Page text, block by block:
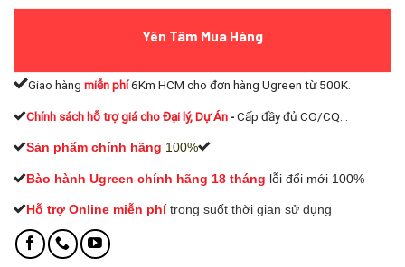
Yên Tâm Mua Hàng
Giao hàng miễn phí6Km HCM cho đơn hàng Ugreen từ 500K.
Chính sách hỗ trợ giá cho Đại lý, Dự Án-Cấp đầy đủ CO/CQ...
Sản phẩm chính hãng 100%
Bào hành Ugreen chính hãng 18 tháng lỗi đổi mới 100%
Hỗ trợ Online miễn phí trong suốt thời gian sử dụng